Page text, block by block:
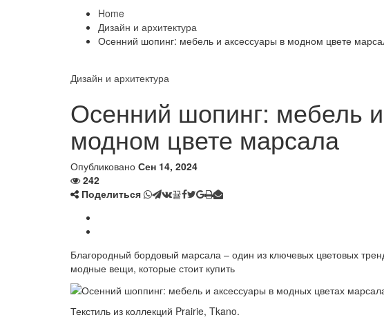
Home
Дизайн и архитектура
Осенний шопинг: мебель и аксессуары в модном цвете
Дизайн и архитектура
Осенний шопинг: мебель
модном цвете марсала
Опубликовано Сен 14, 2024
242
Поделиться
Благородный бордовый марсала – один из ключевых цветовых
модные вещи, которые стоит купить
Текстиль из коллекций Prairie, Tkano.